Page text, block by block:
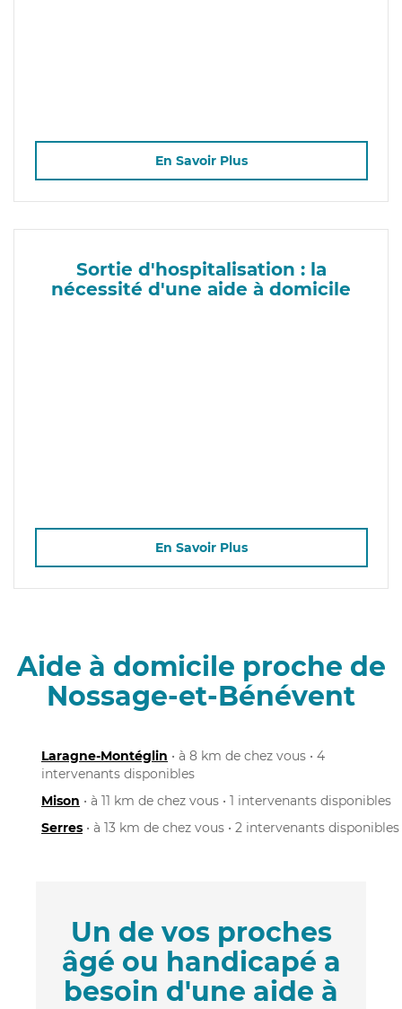
En Savoir Plus
Sortie d'hospitalisation : la
nécessité d'une aide à domicile
En Savoir Plus
Aide à domicile proche de
Nossage-et-Bénévent
Laragne-Montéglin • à 8 km de chez vous • 4
intervenants disponibles
Mison • à 11 km de chez vous • 1 intervenants disponibles
Serres • à 13 km de chez vous • 2 intervenants disponibles
Un de vos proches
âgé ou handicapé a
besoin d'une aide à